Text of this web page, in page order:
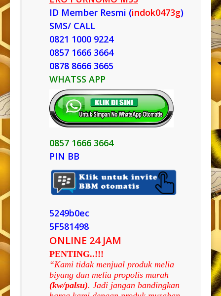
ID Member Resmi (indok0473g)
SMS/ CALL
0821 1000 9224
0857 1666 3664
0878 8666 3665
WHATSS APP
0857 1666 3664
PIN BB
5249b0ec
5F581498
ONLINE 24 JAM
PENTING..!!!
“Kami tidak menjual produk melia
biyang dan melia propolis murah
(kw/palsu). Jadi jangan bandingkan